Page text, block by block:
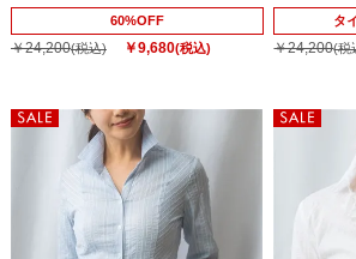
60%OFF
￥24,200(税込) ￥9,680(税込)
タ
￥24,200(税